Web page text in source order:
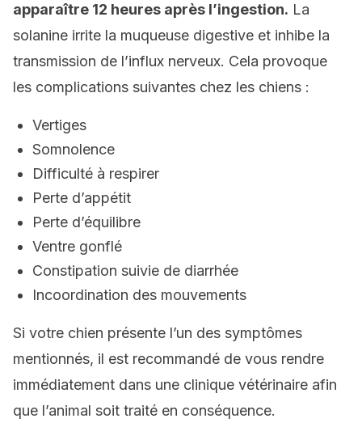
apparaître 12 heures après l’ingestion. La
solanine irrite la muqueuse digestive et inhibe la
transmission de l’influx nerveux. Cela provoque
les complications suivantes chez les chiens :
Vertiges
Somnolence
Difficulté à respirer
Perte d’appétit
Perte d’équilibre
Ventre gonflé
Constipation suivie de diarrhée
Incoordination des mouvements
Si votre chien présente l’un des symptômes
mentionnés, il est recommandé de vous rendre
immédiatement dans une clinique vétérinaire afin
que l’animal soit traité en conséquence.